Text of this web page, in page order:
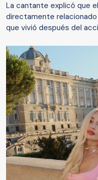
La cantante explicó que
directamente
que vivió después del